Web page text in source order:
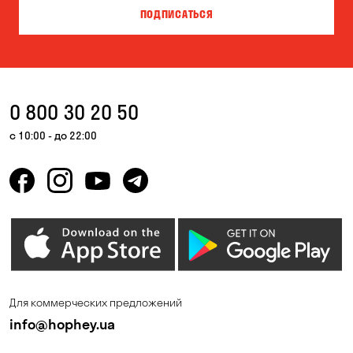
Горишние Плавни
Елизаветовка Зазимье
Калиновка
ПОДПИСАТЬСЯ
0 800 30 20 50
с 10:00 - до 22:00
Для коммерческих предложений
info@hophey.ua